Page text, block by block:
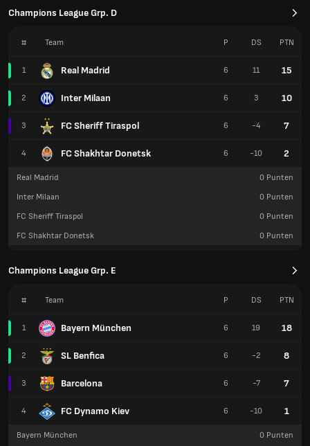
Champions League Grp. D
# Team
1 Real Madrid
2 Inter Milaan
3 FC Sheriff Tiraspol
4 FC Shakhtar Donetsk
P DS PTN
6 11 15
6 3 10
6 -4 7
6 -10 2
Real Madrid 0 Punten
Inter Milaan
0 Punten
FC Sheriff Tiraspol
0 Punten
FC Shakhtar Donetsk
0 Punten
Champions League Grp. E
# Team
1 Bayern München
2 SL Benfica
3 Barcelona
4 FC Dynamo Kiev
P DS PTN
6 19 18
6 -2 8
6 -7 7
6 -10 1
Bayern München 0 Punten